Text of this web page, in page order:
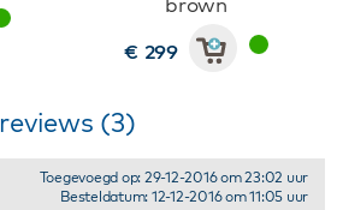
€ 299
reviews (3)
Toegevoegd op: 29-12-2016 om 23:02 uur
Besteldatum: 12-12-2016 om 11:05 uur